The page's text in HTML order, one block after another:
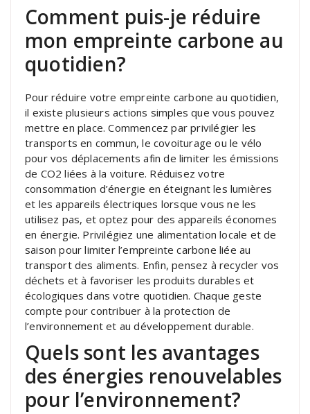
Comment puis-je réduire
mon empreinte carbone au
quotidien?
Pour réduire votre empreinte carbone au quotidien,
il existe plusieurs actions simples que vous pouvez
mettre en place. Commencez par privilégier les
transports en commun, le covoiturage ou le vélo
pour vos déplacements afin de limiter les émissions
de CO2 liées à la voiture. Réduisez votre
consommation d’énergie en éteignant les lumières
et les appareils électriques lorsque vous ne les
utilisez pas, et optez pour des appareils économes
en énergie. Privilégiez une alimentation locale et de
saison pour limiter l’empreinte carbone liée au
transport des aliments. Enfin, pensez à recycler vos
déchets et à favoriser les produits durables et
écologiques dans votre quotidien. Chaque geste
compte pour contribuer à la protection de
l’environnement et au développement durable.
Quels sont les avantages
des énergies renouvelables
pour l’environnement?